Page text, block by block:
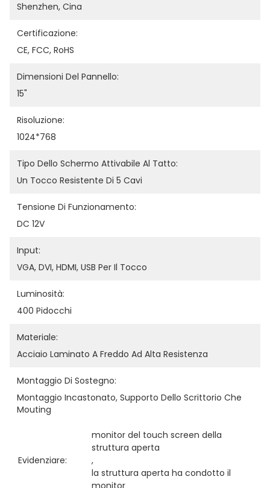
Shenzhen, Cina
Certificazione:
CE, FCC, RoHS
Dimensioni Del Pannello:
15"
Risoluzione:
1024*768
Tipo Dello Schermo Attivabile Al Tatto:
Un Tocco Resistente Di 5 Cavi
Tensione Di Funzionamento:
DC 12V
Input:
VGA, DVI, HDMI, USB Per Il Tocco
Luminosità:
400 Pidocchi
Materiale:
Acciaio Laminato A Freddo Ad Alta Resistenza
Montaggio Di Sostegno:
Montaggio Incastonato, Supporto Dello Scrittorio Che
Mouting
Evidenziare:
monitor del touch screen della
struttura aperta
,
la struttura aperta ha condotto il
monitor